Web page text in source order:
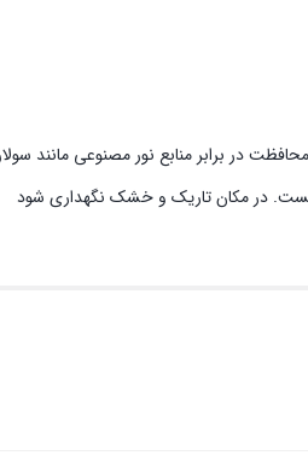
در برابر منابع نور مصنوعی مانند
در مکان تاریک و خشک نگهداری شود